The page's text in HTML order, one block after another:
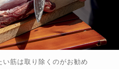
い筋は取り除くのがお勧め